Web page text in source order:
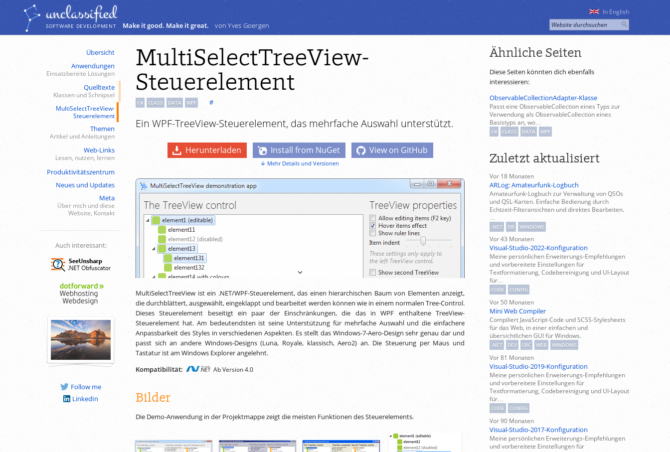
Inhalt
In English
unclassiﬁed
SOFTWARE DEVELOPMENT Make it good. Make it great. von Yves Goergen
Übersicht
Anwendungen
Einsatzbereite Lösungen
Quelltexte
Klassen und Schnipsel
MultiSelectTreeView-
Steuerelement
Themen
Artikel und Anleitungen
Web-Links
Lesen, nutzen, lernen
Produktivitätszentrum
Neues und Updates
Meta
Über mich und diese
Website, Kontakt
Auch interessant:
Follow me
LinkedIn
Ähnliche Seiten
Diese Seiten könnten dich ebenfalls
interessieren:
ObservableCollectionAdapter-Klasse
Passt eine ObservableCollection eines Typs zur
Verwendung als ObservableCollection eines
Basistyps an, wo…
C# CLASS DATA WPF
Zuletzt aktualisiert
Vor 18 Monaten
ARLog: Amateurfunk-Logbuch
Amateurfunk-Logbuch zur Verwaltung von QSOs
und QSL-Karten. Einfache Bedienung durch
Echtzeit-Filteransichten und direktes Bearbeiten.
…
.NET DB WINDOWS
Vor 43 Monaten
Visual-Studio-2022-Konfiguration
Meine persönlichen Erweiterungs-Empfehlungen
und vorbereitete Einstellungen für
Textformatierung, Codebereinigung und UI-Layout
für…
CODE CONFIG
Vor 50 Monaten
Mini Web Compiler
Compiliert JavaScript-Code und SCSS-Stylesheets
für das Web, in einer einfachen und
übersichtlichen GUI für Windows.
.NET DEV SRC WEB WINDOWS
Vor 81 Monaten
Visual-Studio-2019-Konfiguration
Meine persönlichen Erweiterungs-Empfehlungen
und vorbereitete Einstellungen für
Textformatierung, Codebereinigung und UI-Layout
für…
CODE CONFIG
Vor 90 Monaten
Visual-Studio-2017-Konfiguration
Meine persönlichen Erweiterungs-Empfehlungen
und vorbereitete Einstellungen für
MultiSelectTreeView-
Steuerelement
C# CLASS DATA WPF #
Ein WPF-TreeView-Steuerelement, das mehrfache Auswahl unterstützt.
Herunterladen Install from NuGet View on GitHub
Mehr Details und Versionen
MultiSelectTreeView ist ein .NET/WPF-Steuerelement, das einen hierarchischen Baum von Elementen anzeigt,
die durchblättert, ausgewählt, eingeklappt und bearbeitet werden können wie in einem normalen Tree-Control.
Dieses Steuerelement beseitigt ein paar der Einschränkungen, die das in WPF enthaltene TreeView-
Steuerelement hat. Am bedeutendsten ist seine Unterstützung für mehrfache Auswahl und die einfachere
Anpassbarkeit des Styles in verschiedenen Aspekten. Es stellt das Windows-7-Aero-Design sehr genau dar und
passt sich an andere Windows-Designs (Luna, Royale, klassisch, Aero2) an. Die Steuerung per Maus und
Tastatur ist am Windows Explorer angelehnt.
Kompatibilität:
Ab Version 4.0
Bilder
Die Demo-Anwendung in der Projektmappe zeigt die meisten Funktionen des Steuerelements.